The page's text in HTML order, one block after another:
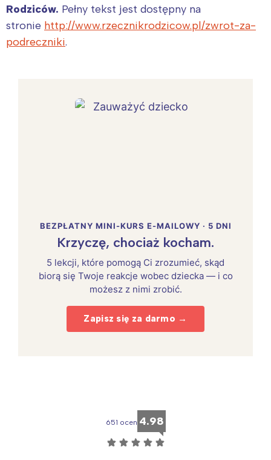
Rodziców. Pełny tekst jest dostępny na
stronie http://www.rzecznikrodzicow.pl/zwrot-za-
podreczniki.
BEZPŁATNY MINI-KURS E-MAILOWY · 5 DNI
Krzyczę, chociaż kocham.
5 lekcji, które pomogą Ci zrozumieć, skąd
biorą się Twoje reakcje wobec dziecka — i co
możesz z nimi zrobić.
Zapisz się za darmo →
651 ocen 4.98
☆ ☆ ☆ ☆ ☆